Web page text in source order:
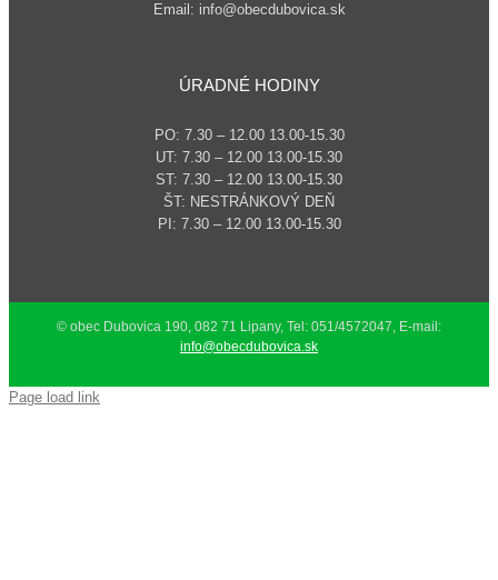
Email: info@obecdubovica.sk
ÚRADNÉ HODINY
PO: 7.30 – 12.00 13.00-15.30
UT: 7.30 – 12.00 13.00-15.30
ST: 7.30 – 12.00 13.00-15.30
ŠT: NESTRÁNKOVÝ DEŇ
PI: 7.30 – 12.00 13.00-15.30
© obec Dubovica 190, 082 71 Lipany, Tel: 051/4572047, E-mail:
info@obecdubovica.sk
Page load link